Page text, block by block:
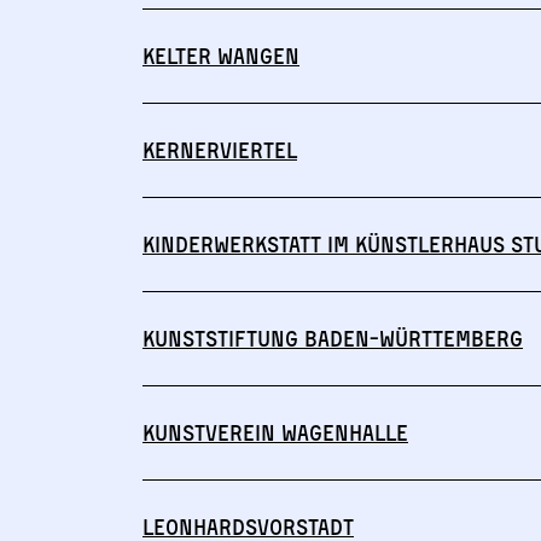
Kelter Wangen
Kernerviertel
Kinderwerkstatt im Künstlerhaus
Kunststiftung Baden-Württemberg
Kunstverein Wagenhalle
Leonhardsvorstadt